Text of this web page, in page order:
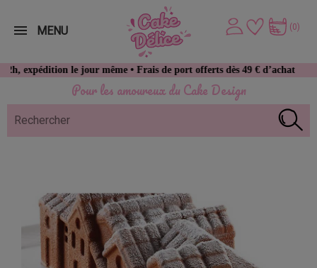
Pour les amoureux du Cake Design
le jour même • Frais de port offerts dès 49 € d’achat
(0)
MENU